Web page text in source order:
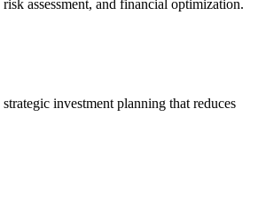
assessment, and financial optimization.
investment planning that reduces